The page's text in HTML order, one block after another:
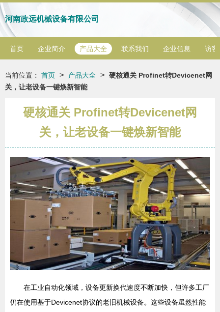
河南政远机械设备有限公司
首页 企业简介 产品大全 联系我们 企业信息 访客
当前位置： 首页 > 产品大全 > 硬核通关 Profinet转Devicenet网
关，让老设备一键焕新智能
硬核通关 Profinet转Devicenet网
关，让老设备一键焕新智能
在工业自动化领域，设备更新换代速度不断加快，但许多工厂
仍在使用基于Devicenet协议的老旧机械设备。这些设备虽然性能